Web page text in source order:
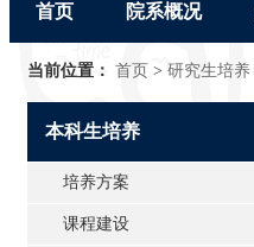
首页 院系概况
当前位置： 首页 > 研究生培养
本科生培养
培养方案
课程建设